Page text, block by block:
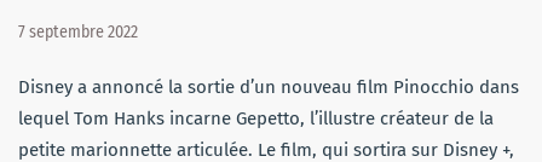
7 septembre 2022
Disney a annoncé la sortie d’un nouveau film Pinocchio dans
lequel Tom Hanks incarne Gepetto, l’illustre créateur de la
petite marionnette articulée. Le film, qui sortira sur Disney +,